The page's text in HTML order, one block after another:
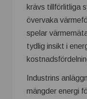
krävs tillförlitliga
övervaka
spelar
tydlig insikt i
Industrins
mängder energi